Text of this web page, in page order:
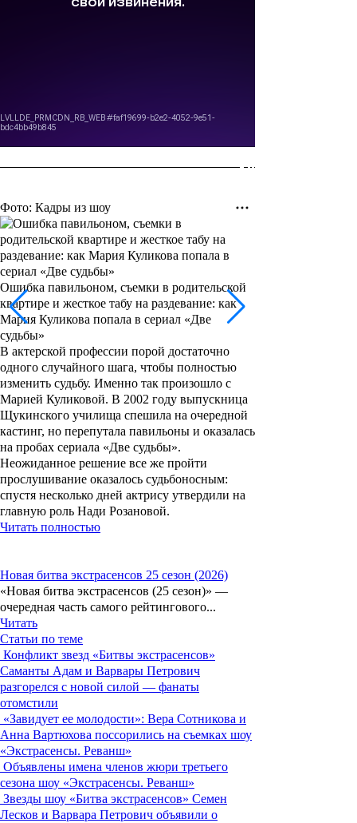
Фото: Кадры из шоу
Ошибка павильоном, съемки в родительской
квартире и жесткое табу на раздевание: как
Мария Куликова попала в сериал «Две
судьбы»
В актерской профессии порой достаточно
одного случайного шага, чтобы полностью
изменить судьбу. Именно так произошло с
Марией Куликовой. В 2002 году выпускница
Щукинского училища спешила на очередной
кастинг, но перепутала павильоны и оказалась
на пробах сериала «Две судьбы».
Неожиданное решение все же пройти
прослушивание оказалось судьбоносным:
спустя несколько дней актрису утвердили на
главную роль Нади Розановой.
Читать полностью
Новая битва экстрасенсов 25 сезон (2026)
«Новая битва экстрасенсов (25 сезон)» —
очередная часть самого рейтингового...
Читать
Статьи по теме
Конфликт звезд «Битвы экстрасенсов»
Саманты Адам и Варвары Петрович
разгорелся с новой силой — фанаты
отомстили
«Завидует ее молодости»: Вера Сотникова и
Анна Вартюхова поссорились на съемках шоу
«Экстрасенсы. Реванш»
Объявлены имена членов жюри третьего
сезона шоу «Экстрасенсы. Реванш»
Звезды шоу «Битва экстрасенсов» Семен
Лесков и Варвара Петрович объявили о